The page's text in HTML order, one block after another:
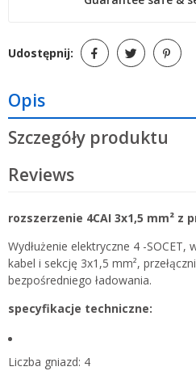
Udostępnij:
Opis
Szczegóły produktu
Reviews
rozszerzenie 4CAI 3x1,5 mm² z
Wydłużenie elektryczne 4 -
kabel i sekcję 3x1,5 mm²,
bezpośredniego ładowania.
specyfikacje techniczne:
Liczba gniazd: 4